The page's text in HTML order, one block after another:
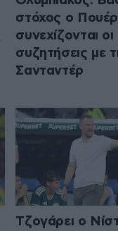
στόχος ο
συνεχίζονται οι
συζητήσεις με
Σανταντέρ
Τζογάρει ο